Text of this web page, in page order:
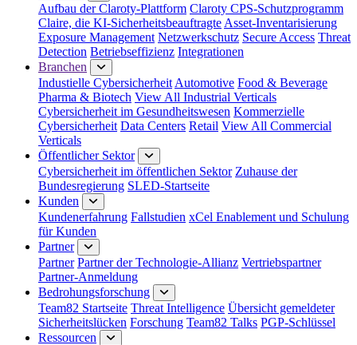
Aufbau der Claroty-Plattform Claroty CPS-Schutzprogramm
Claire, die KI-Sicherheitsbeauftragte Asset-Inventarisierung
Exposure Management Netzwerkschutz Secure Access Threat
Detection Betriebseffizienz Integrationen
Branchen
Industielle Cybersicherheit Automotive Food & Beverage
Pharma & Biotech View All Industrial Verticals
Cybersicherheit im Gesundheitswesen Kommerzielle
Cybersicherheit Data Centers Retail View All Commercial
Verticals
Öffentlicher Sektor
Cybersicherheit im öffentlichen Sektor Zuhause der
Bundesregierung SLED-Startseite
Kunden
Kundenerfahrung Fallstudien xCel Enablement und Schulung
für Kunden
Partner
Partner Partner der Technologie-Allianz Vertriebspartner
Partner-Anmeldung
Bedrohungsforschung
Team82 Startseite Threat Intelligence Übersicht gemeldeter
Sicherheitslücken Forschung Team82 Talks PGP-Schlüssel
Ressourcen